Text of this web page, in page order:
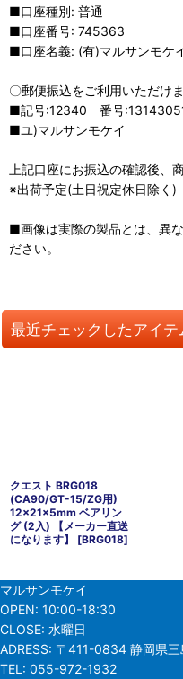
■口座種別: 普通
■口座番号: 745363
■口座名義: (有)マルサンモケ
〇郵便振込をご利用いただけま
■記号:12340 番号
■ユ)マルサンモケイ
上記口座にお振込の確認後、
※出荷予定(土日祝定休日除く)
■画像は実際の製品とは、異
ださい。
最近チェックしたアイテ
クエスト BRG018
(CA90/GT-15/ZG用)
12x21x5mm ベアリン
グ (2入) 【メーカー直送
になります】 [BRG018]
マルサンモケイ
OPEN: 10:00-18:30
CLOSE: 水曜日
ADRESS: 〒411-0834 静岡県
TEL: 055-972-1932